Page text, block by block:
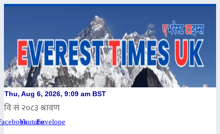
Skip
YoutubeEnvelope